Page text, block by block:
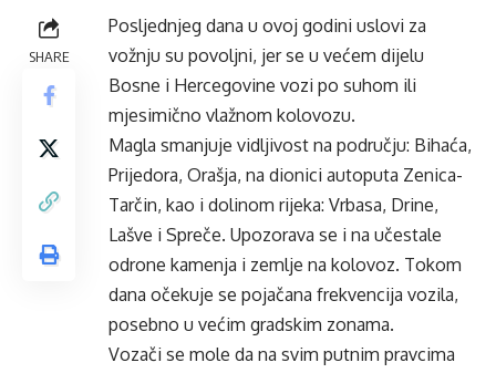
SHARE
Posljednjeg dana u ovoj godini uslovi za
vožnju su povoljni, jer se u većem dijelu
Bosne i Hercegovine vozi po suhom ili
mjesimično vlažnom kolovozu.
Magla smanjuje vidljivost na području: Bihaća,
Prijedora, Orašja, na dionici autoputa Zenica-
Tarčin, kao i dolinom rijeka: Vrbasa, Drine,
Lašve i Spreče. Upozorava se i na učestale
odrone kamenja i zemlje na kolovoz. Tokom
dana očekuje se pojačana frekvencija vozila,
posebno u većim gradskim zonama.
Vozači se mole da na svim putnim pravcima